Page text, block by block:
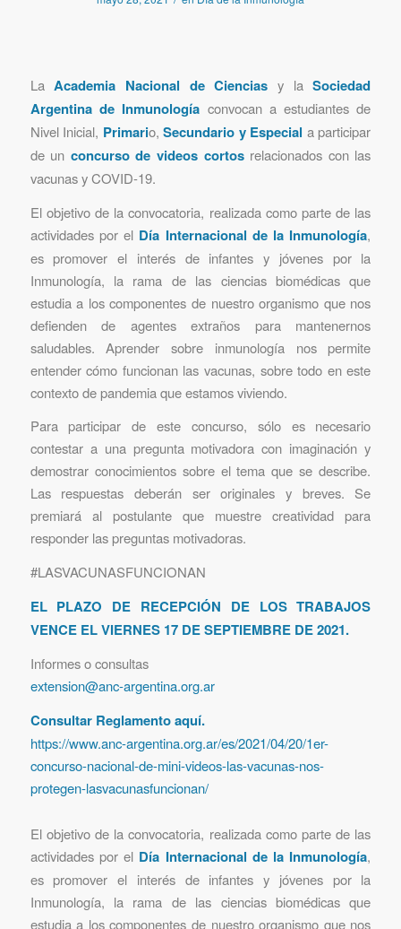
LaAcademia Nacional de Ciencias y laSociedad
Argentina de Inmunología convocan a estudiantes de
Nivel Inicial, Primario,Secundario y Especial a participar
de un concurso de videos cortos relacionados con las
vacunas y COVID-19.
El objetivo de la convocatoria, realizada como parte de las
actividades por el Día Internacional de la Inmunología,
es promover el interés de infantes y jóvenes por la
Inmunología, la rama de las ciencias biomédicas que
estudia a los componentes de nuestro organismo que nos
defienden de agentes extraños para mantenernos
saludables. Aprender sobre inmunología nos permite
entender cómo funcionan las vacunas, sobre todo en este
contexto de pandemia que estamos viviendo.
Para participar de este concurso, sólo es necesario
contestar a una pregunta motivadora con imaginación y
demostrar conocimientos sobre el tema que se describe.
Las respuestas deberán ser originales y breves. Se
premiará al postulante que muestre creatividad para
responder las preguntas motivadoras.
#LASVACUNASFUNCIONAN
EL PLAZO DE RECEPCIÓN DE LOS TRABAJOS
VENCE EL VIERNES 17 DE SEPTIEMBRE DE 2021.
Informes o consultas
extension@anc-argentina.org.ar
Consultar Reglamento aquí.
https://www.anc-argentina.org.ar/es/2021/04/20/1er-
concurso-nacional-de-mini-videos-las-vacunas-nos-
protegen-lasvacunasfuncionan/
El objetivo de la convocatoria, realizada como parte de las
actividades por el Día Internacional de la Inmunología,
es promover el interés de infantes y jóvenes por la
Inmunología, la rama de las ciencias biomédicas que
estudia a los componentes de nuestro organismo que nos